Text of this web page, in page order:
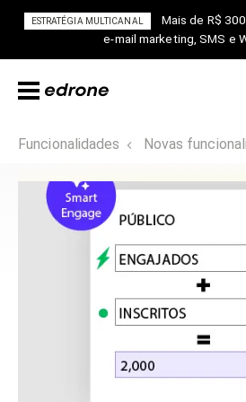
ESTRATÉGIA MULTICANAL
Mais de R$
e-mail marketing, SMS e
Funcionalidades Novas